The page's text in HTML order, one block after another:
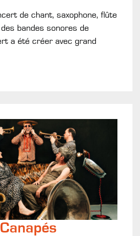
de chant, saxophone, flûte
bandes sonores de
a été créer avec grand